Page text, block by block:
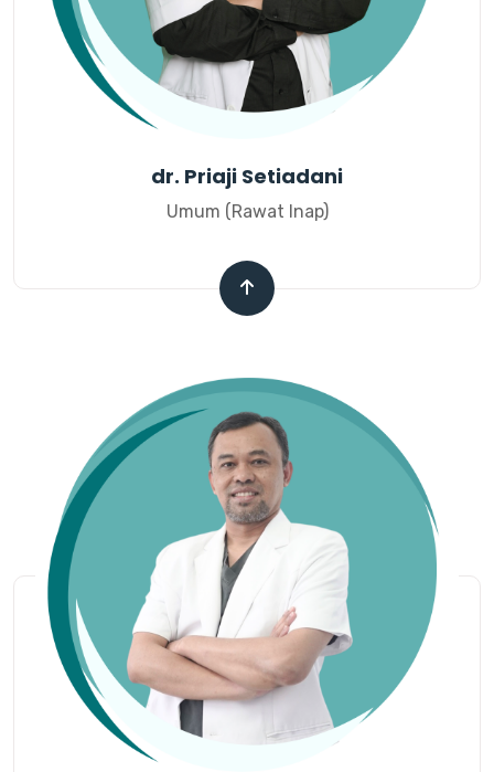
dr. Priaji Setiadani
Umum (Rawat Inap)